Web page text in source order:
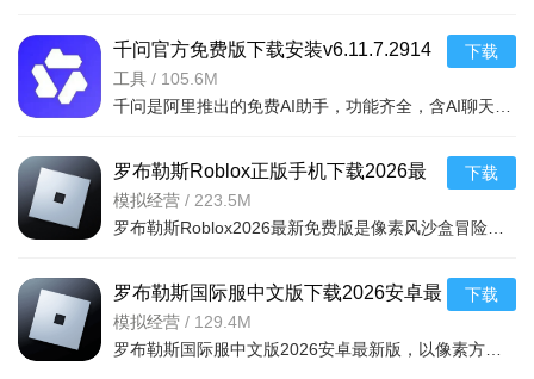
千问官方免费版下载安装v6.11.7.2914
最新版
工具 / 105.6M
下载
罗布勒斯Roblox正版手机下载2026最
新免费版v2.725.1142最新版
模拟经营 / 223.5M
下载
罗布勒斯国际服中文版下载2026安卓最
新版（Roblox国际服）v2.725.1142最
新安卓版
模拟经营 / 129.4M
下载